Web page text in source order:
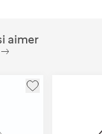
aimer